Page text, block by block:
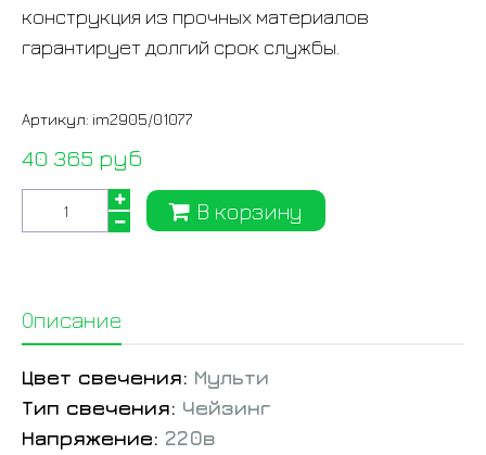
конструкция из прочных материалов
гарантирует долгий срок службы.
Артикул: im2905/01077
40 365 руб
В корзину
Описание
Цвет свечения: Мульти
Тип свечения: Чейзинг
Напряжение: 220в